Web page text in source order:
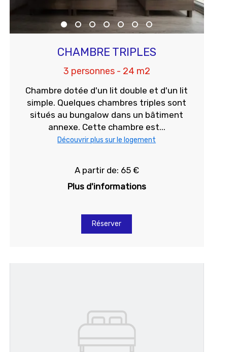
CHAMBRE TRIPLES
3 personnes - 24 m2
Chambre dotée d'un lit double et d'un lit
simple. Quelques chambres triples sont
situés au bungalow dans un bâtiment
annexe. Cette chambre est...
Découvrir plus sur le logement
A partir de: 65 €
Plus d'informations
Réserver